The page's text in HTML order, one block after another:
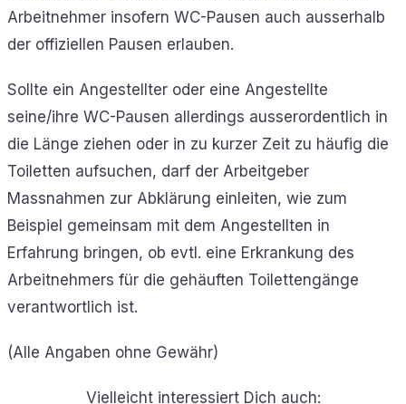
Arbeitnehmer insofern WC-Pausen auch ausserhalb
der offiziellen Pausen erlauben.
Sollte ein Angestellter oder eine Angestellte
seine/ihre WC-Pausen allerdings ausserordentlich in
die Länge ziehen oder in zu kurzer Zeit zu häufig die
Toiletten aufsuchen, darf der Arbeitgeber
Massnahmen zur Abklärung einleiten, wie zum
Beispiel gemeinsam mit dem Angestellten in
Erfahrung bringen, ob evtl. eine Erkrankung des
Arbeitnehmers für die gehäuften Toilettengänge
verantwortlich ist.
(Alle Angaben ohne Gewähr)
Vielleicht interessiert Dich auch: